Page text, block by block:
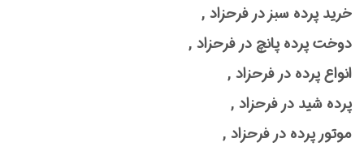
خرید پرده سبز در فرحزاد ,
دوخت پرده پانچ در فرحزاد ,
انواع پرده در فرحزاد ,
پرده شید در فرحزاد ,
موتور پرده در فرحزاد ,